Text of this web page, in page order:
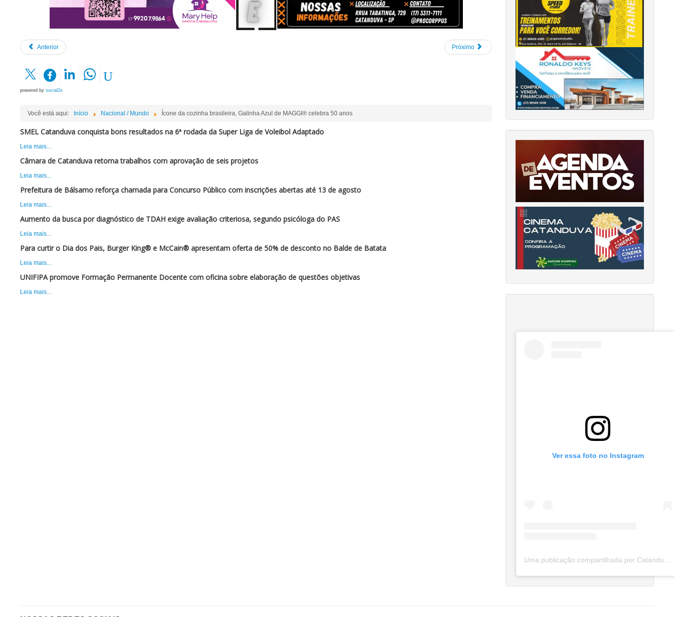
Anterior Próximo
powered by social2s
Você está aqui: Início Nacional / Mundo Ícone da cozinha brasileira, Galinha Azul de MAGGI® celebra 50 anos
SMEL Catanduva conquista bons resultados na 6ª rodada da Super Liga de Voleibol Adaptado
Leia mais...
Câmara de Catanduva retoma trabalhos com aprovação de seis projetos
Leia mais...
Prefeitura de Bálsamo reforça chamada para Concurso Público com inscrições abertas até 13 de agosto
Leia mais...
Aumento da busca por diagnóstico de TDAH exige avaliação criteriosa, segundo psicóloga do PAS
Leia mais...
Para curtir o Dia dos Pais, Burger King® e McCain® apresentam oferta de 50% de desconto no Balde de Batata
Leia mais...
UNIFIPA promove Formação Permanente Docente com oficina sobre elaboração de questões objetivas
Leia mais...
Ver essa foto no Instagram